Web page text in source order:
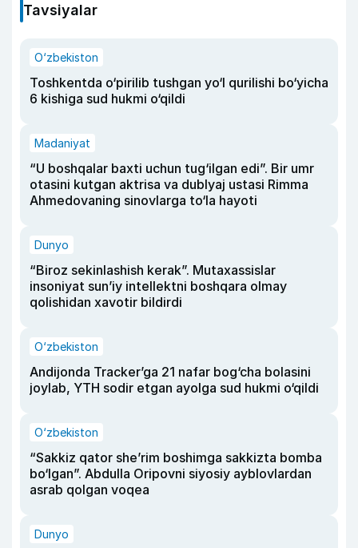
Tavsiyalar
O‘zbekiston
Toshkentda o‘pirilib tushgan yo‘l qurilishi bo‘yicha
6 kishiga sud hukmi o‘qildi
Madaniyat
“U boshqalar baxti uchun tug‘ilgan edi”. Bir umr
otasini kutgan aktrisa va dublyaj ustasi Rimma
Ahmedovaning sinovlarga to‘la hayoti
Dunyo
“Biroz sekinlashish kerak”. Mutaxassislar
insoniyat sun’iy intellektni boshqara olmay
qolishidan xavotir bildirdi
O‘zbekiston
Andijonda Tracker’ga 21 nafar bog‘cha bolasini
joylab, YTH sodir etgan ayolga sud hukmi o‘qildi
O‘zbekiston
“Sakkiz qator she’rim boshimga sakkizta bomba
bo‘lgan”. Abdulla Oripovni siyosiy ayblovlardan
asrab qolgan voqea
Dunyo